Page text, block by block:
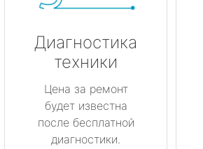
Диагностика
техники
Цена за ремонт
будет известна
после бесплатной
диагностики.